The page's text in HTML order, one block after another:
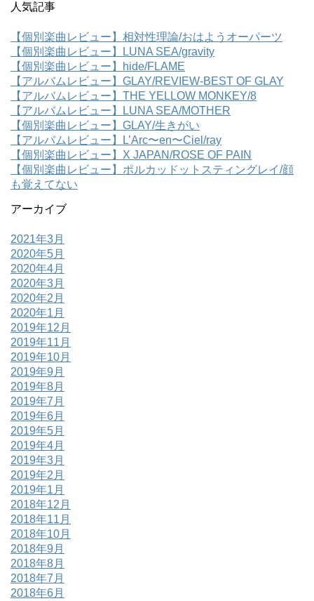
人気記事
【個別楽曲レビュー】相対性理論/おはようオーパーツ
【個別楽曲レビュー】LUNA SEA/gravity
【個別楽曲レビュー】hide/FLAME
【アルバムレビュー】GLAY/REVIEW-BEST OF GLAY
【アルバムレビュー】THE YELLOW MONKEY/8
【アルバムレビュー】LUNA SEA/MOTHER
【個別楽曲レビュー】GLAY/生きがい
【アルバムレビュー】L’Arc〜en〜Ciel/ray
【個別楽曲レビュー】X JAPAN/ROSE OF PAIN
【個別楽曲レビュー】ポルカッドットスティングレイ/顔
も覚えてない
アーカイブ
2021年3月
2020年5月
2020年4月
2020年3月
2020年2月
2020年1月
2019年12月
2019年11月
2019年10月
2019年9月
2019年8月
2019年7月
2019年6月
2019年5月
2019年4月
2019年3月
2019年2月
2019年1月
2018年12月
2018年11月
2018年10月
2018年9月
2018年8月
2018年7月
2018年6月